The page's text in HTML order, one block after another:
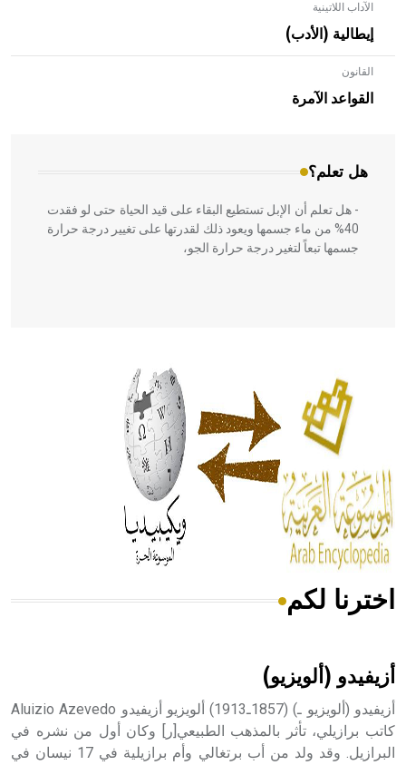
الآداب اللاتينية
إيطالية (الأدب)
القانون
القواعد الآمرة
هل تعلم؟
- هل تعلم أن الأبلق نوع من الفنون الهندسية التي ارتبطت
بالعمارة الإسلامية في بلاد الشام ومصر خاصة، حيث يحرص
المعمار على بناء مداميكه وخاصة في الواجهات
- هل تعلم أن الإبل تستطيع البقاء على قيد الحياة حتى لو فقدت
40% من ماء جسمها ويعود ذلك لقدرتها على تغيير درجة حرارة
جسمها تبعاً لتغير درجة حرارة الجو،
الحكم، الأدلة، تنظيم التغذية، ورسالته في جروح الرأس. ويعود
له الفضل بأنه حرر الطب من الدين والفلسفة.
- هل تعلم أن المرجان إفراز حيواني يتكون في البحر ويتركب
من مادة كربونات الكلسيوم، وهو أحمر أو شديد الحمرة وهو
أجود أنواعه، ويمتاز بكبر الحجم ويسمى الش
هل تعلم أن الأبسيد كلمة فرنسية اللفظ تم اعتمادها مصطلحاً
- هل تعلم أن أبجر Abgar اسم معروف جيداً يعود إلى عدد من
اخترنا لكم
أزيفيدو (ألويزيو)
أزيفيدو (ألويزيو ـ) (1857ـ1913) ألويزيو أزيفيدو Aluizio Azevedo
كاتب برازيلي، تأثر بالمذهب الطبيعي[ر] وكان أول من نشره في
البرازيل. وقد ولد من أب برتغالي وأم برازيلية في 17 نيسان في